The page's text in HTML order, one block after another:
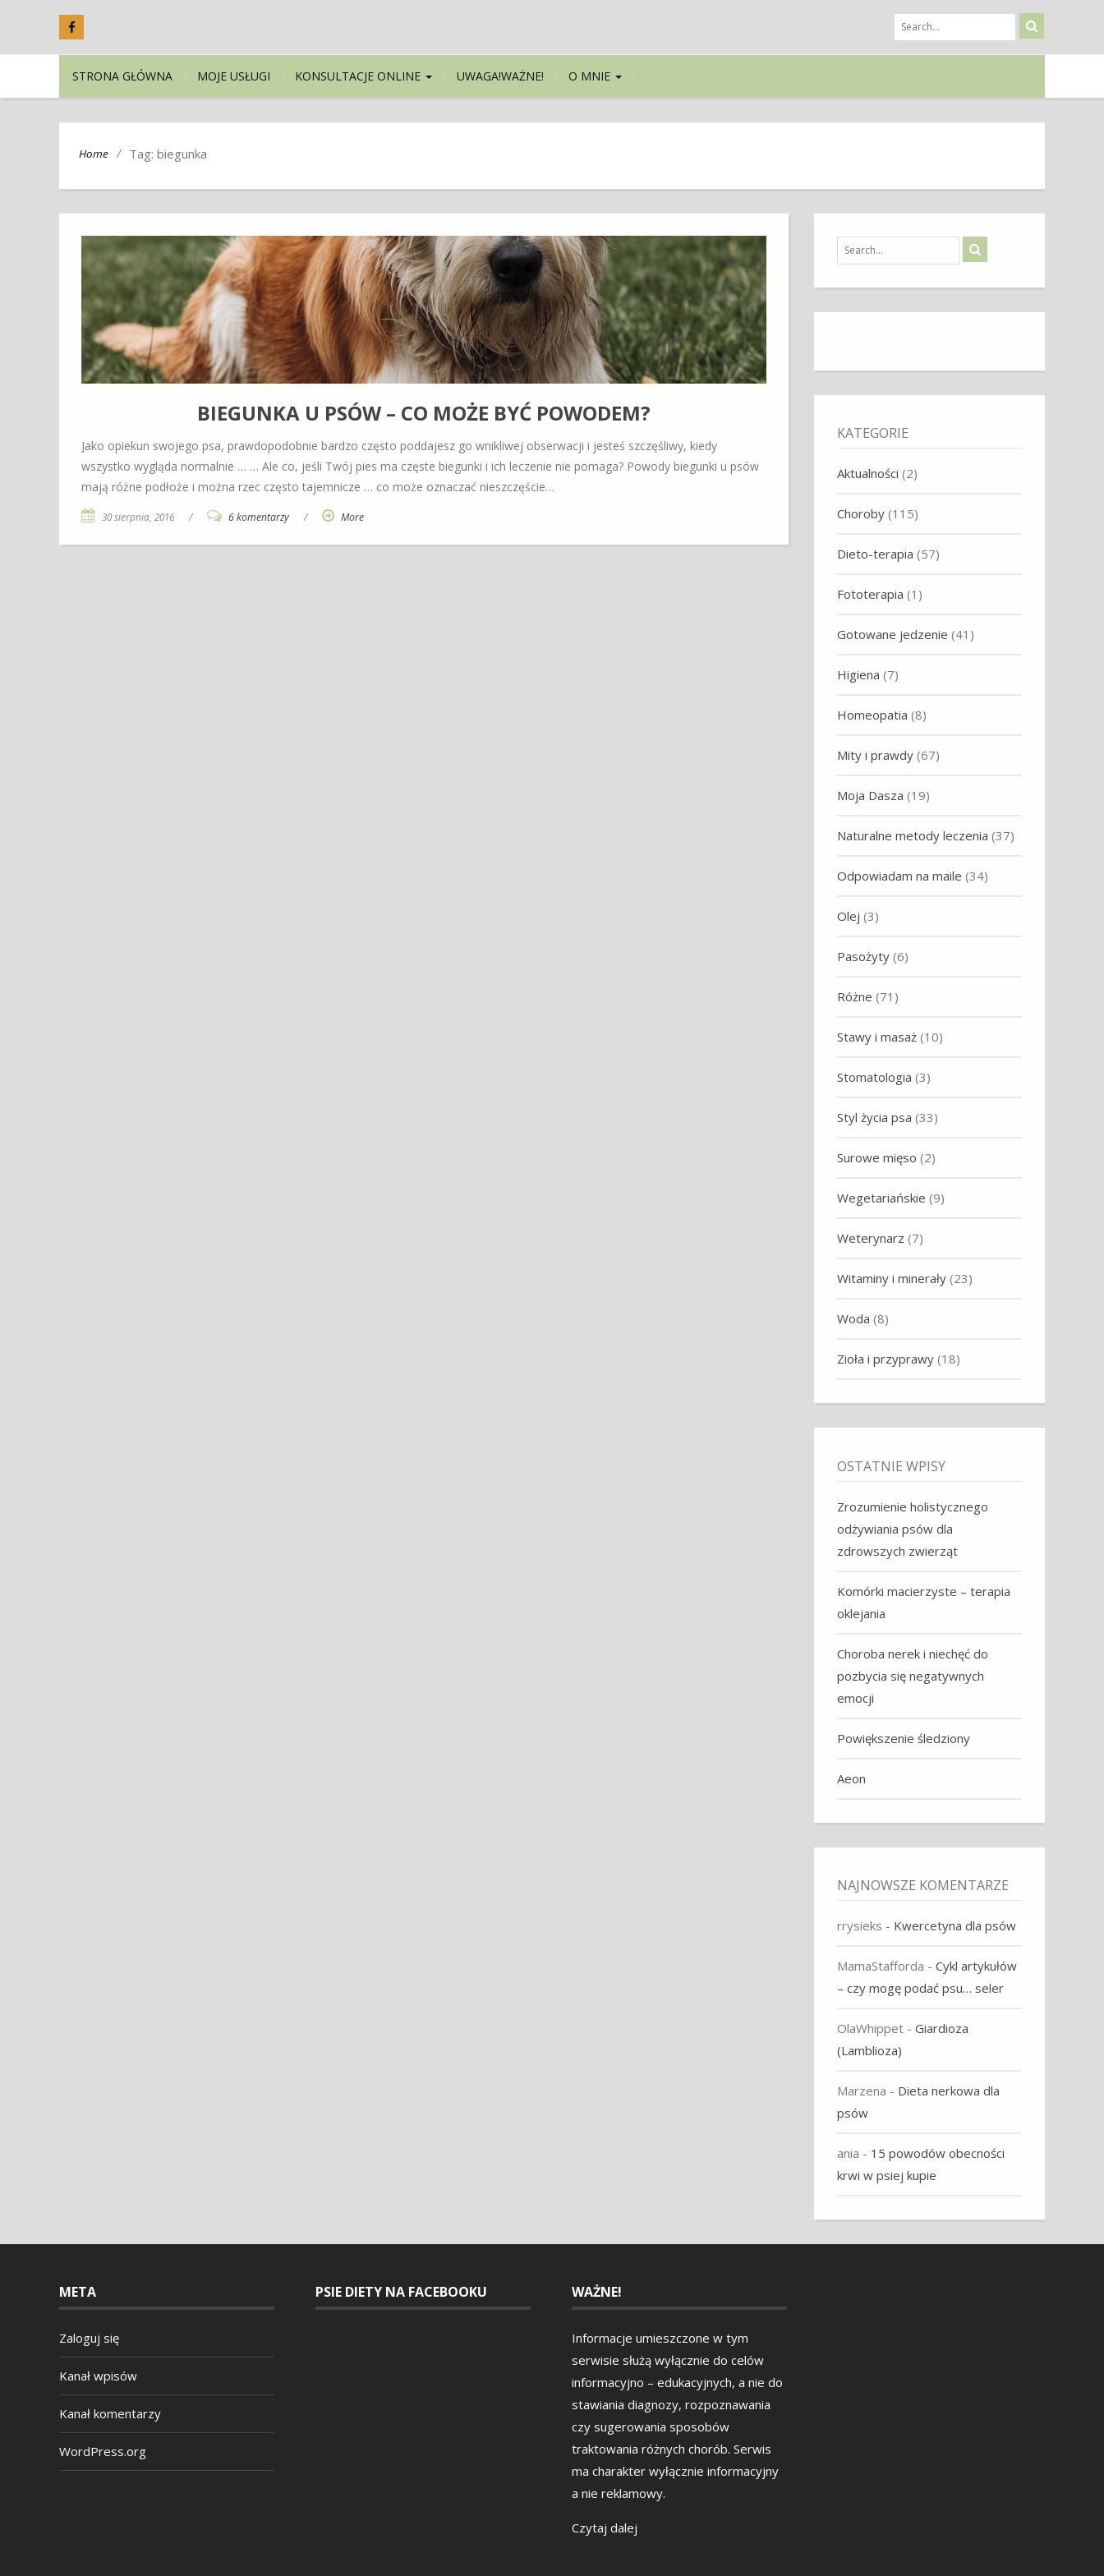
STRONA GŁÓWNA MOJE USŁUGI KONSULTACJE ONLINE UWAGA!WAŻNE! O MNIE
Home / Tag: biegunka
BIEGUNKA U PSÓW – CO MOŻE BYĆ POWODEM?
Jako opiekun swojego psa, prawdopodobnie bardzo często poddajesz go wnikliwej obserwacji i jesteś szczęśliwy, kiedy
wszystko wygląda normalnie … … Ale co, jeśli Twój pies ma częste biegunki i ich leczenie nie pomaga? Powody biegunki u psów
mają różne podłoże i można rzec często tajemnicze … co może oznaczać nieszczęście…
30 sierpnia, 2016 / 6 komentarzy / More
KATEGORIE
Aktualności (2)
Choroby (115)
Dieto-terapia (57)
Fototerapia (1)
Gotowane jedzenie (41)
Higiena (7)
Homeopatia (8)
Mity i prawdy (67)
Moja Dasza (19)
Naturalne metody leczenia (37)
Odpowiadam na maile (34)
Olej (3)
Pasożyty (6)
Różne (71)
Stawy i masaż (10)
Stomatologia (3)
Styl życia psa (33)
Surowe mięso (2)
Wegetariańskie (9)
Weterynarz (7)
Witaminy i minerały (23)
Woda (8)
Zioła i przyprawy (18)
OSTATNIE WPISY
Zrozumienie holistycznego
odżywiania psów dla
zdrowszych zwierząt
Komórki macierzyste – terapia
oklejania
Choroba nerek i niechęć do
pozbycia się negatywnych
emocji
Powiększenie śledziony
Aeon
NAJNOWSZE KOMENTARZE
rrysieks - Kwercetyna dla psów
MamaStafforda -Cykl artykułów
– czy mogę podać psu… seler
OlaWhippet -Giardioza
(Lamblioza)
Marzena - Dieta nerkowa dla
psów
ania - 15 powodów obecności
krwi w psiej kupie
META
Zaloguj się
Kanał wpisów
Kanał komentarzy
WordPress.org
PSIE DIETY NA FACEBOOKU WAŻNE!
Informacje umieszczone w tym
serwisie służą wyłącznie do celów
informacyjno – edukacyjnych, a nie do
stawiania diagnozy, rozpoznawania
czy sugerowania sposobów
traktowania różnych chorób. Serwis
ma charakter wyłącznie informacyjny
a nie reklamowy.
Czytaj dalej